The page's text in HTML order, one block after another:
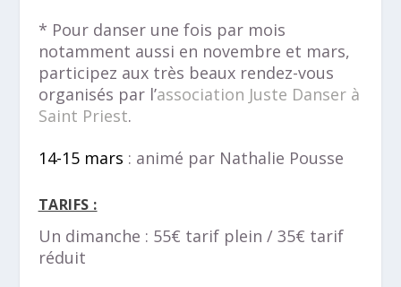
* Pour danser une fois par mois
notamment aussi en novembre et mars,
participez aux très beaux rendez-vous
organisés par l’association Juste Danser à
Saint Priest.
14-15 mars : animé par Nathalie Pousse
TARIFS :
Un dimanche : 55€ tarif plein / 35€ tarif
réduit